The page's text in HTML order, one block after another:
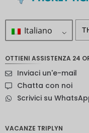
Italiano
OTTIENI ASSISTENZA 24
Inviaci un'e-mail
Chatta con noi
Scrivici su
VACANZE TRIPLYN